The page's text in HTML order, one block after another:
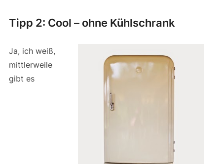
Tipp 2: Cool – ohne Kühlschrank
Ja, ich weiß,
mittlerweile
gibt es